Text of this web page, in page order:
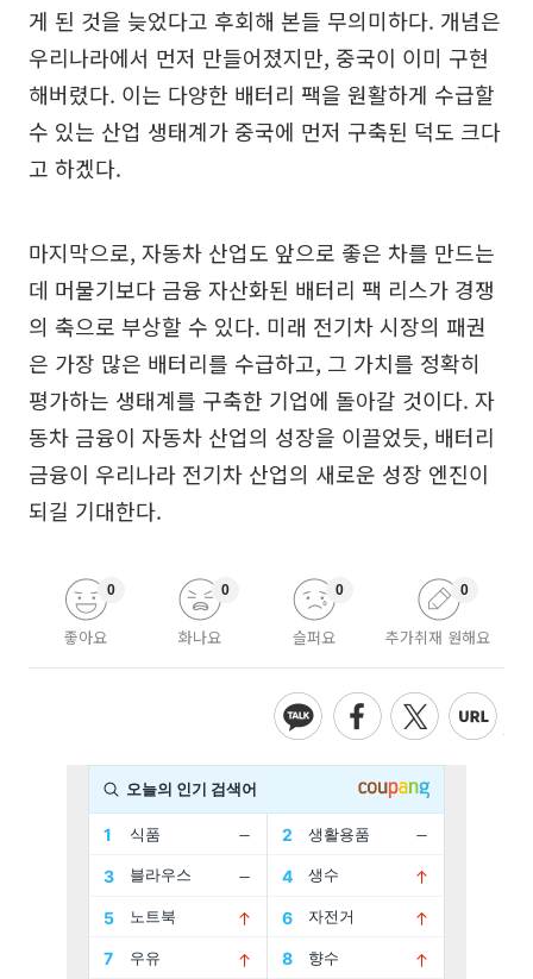
게 된 것을 늦었다고 후회해 본들 무의미하다. 개념은
우리나라에서 먼저 만들어졌지만, 중국이 이미 구현
해버렸다. 이는 다양한 배터리 팩을 원활하게 수급할
수 있는 산업 생태계가 중국에 먼저 구축된 덕도 크다
고 하겠다.
마지막으로, 자동차 산업도 앞으로 좋은 차를 만드는
데 머물기보다 금융 자산화된 배터리 팩 리스가 경쟁
의 축으로 부상할 수 있다. 미래 전기차 시장의 패권
은 가장 많은 배터리를 수급하고, 그 가치를 정확히
평가하는 생태계를 구축한 기업에 돌아갈 것이다. 자
동차 금융이 자동차 산업의 성장을 이끌었듯, 배터리
금융이 우리나라 전기차 산업의 새로운 성장 엔진이
되길 기대한다.
좋아요
0
화나요
0
슬퍼요
0
추가취재 원해요
0